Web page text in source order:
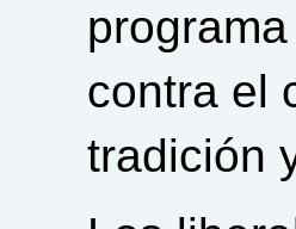
contra el
tradición